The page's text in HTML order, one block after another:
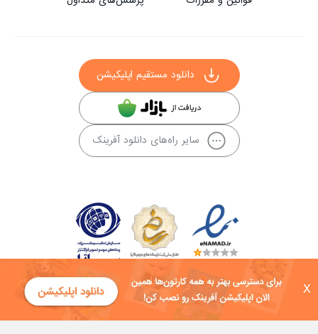
X
دانلود مستقیم اپلیکیشن
سایر راه‌های دانلود آفرینک
کلیه حقوق این سایت به شرکت توسعه فناوی هفت آسمان توکان تعلق دارد و